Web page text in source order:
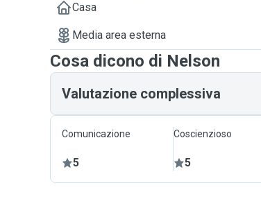
Casa
Media area esterna
Cosa dicono di Nelson
Valutazione complessiva
Comunicazione
5
Coscienzioso
5